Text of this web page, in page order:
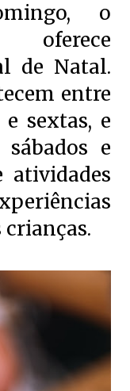
o
oferece
de Natal.
entre
sextas, e
e
atividades